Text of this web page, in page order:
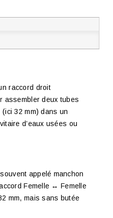
raccord droit
assembler deux tubes
32 mm) dans un
d’eaux usées ou
appelé manchon
Femelle ↔ Femelle
mm, mais sans butée